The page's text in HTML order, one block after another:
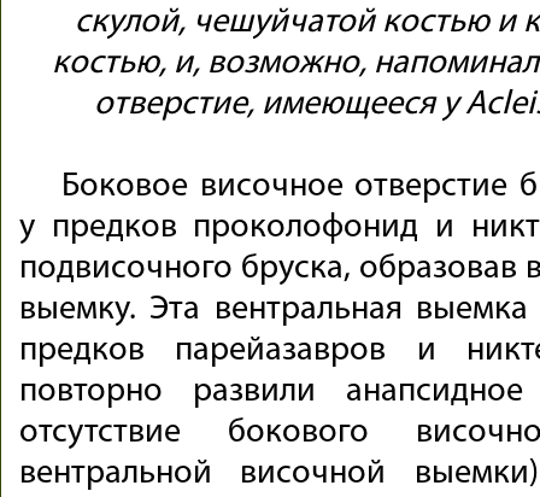
скулой, чешуйчатой костью и
костью, и, возможно,
отверстие, имеющееся у
Боковое височное отверстие
у предков проколофонид и
подвисочного бруска, образовав
выемку. Эта вентральная
предков парейазавров и
повторно развили
отсутствие бокового
вентральной височной